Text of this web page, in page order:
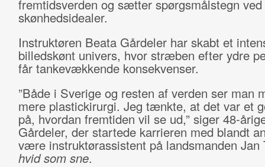
fremtidsverden og sætter spørgsmålstegn ved
skønhedsidealer.
Instruktøren Beata Gårdeler har skabt et
billedskønt univers, hvor stræben efter ydre
får tankevækkende konsekvenser.
”Både i Sverige og resten af verden ser man
mere plastickirurgi. Jeg tænkte, at det var et
på, hvordan fremtiden vil se ud,” siger 48-
Gårdeler, der startede karrieren med blandt
være instruktørassistent på landsmanden
hvid som sne.